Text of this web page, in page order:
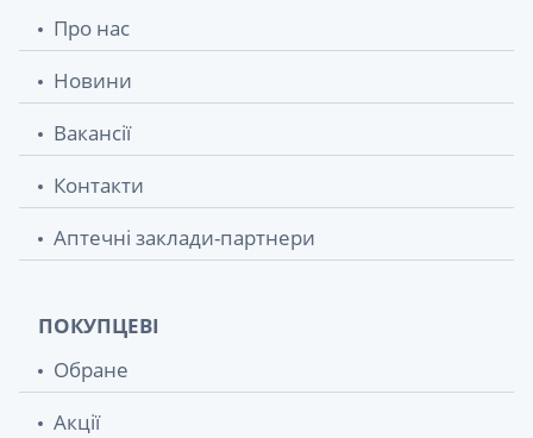
Про нас
Новини
Вакансії
Контакти
Аптечні заклади-партнери
ПОКУПЦЕВІ
Обране
Акції